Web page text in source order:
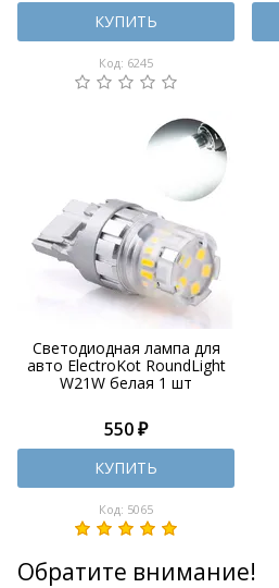
КУПИТЬ
Код: 6245
Светодиодная лампа для
авто ElectroKot RoundLight
W21W белая 1 шт
550 ₽
КУПИТЬ
Код: 5065
Обратите внимание!